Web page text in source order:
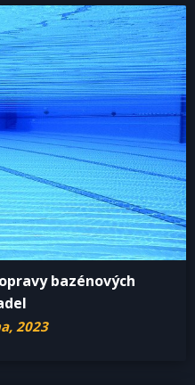
bazénových
2023